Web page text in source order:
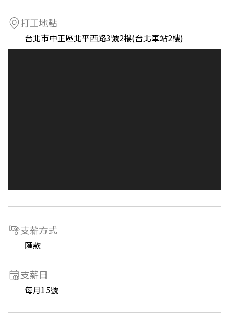
打工地點
台北市中正區北平西路3號2樓(台北車站2樓)
支薪方式
匯款
支薪日
每月15號